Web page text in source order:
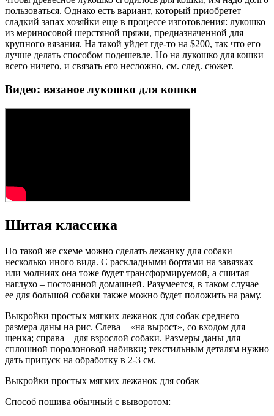
пользоваться. Однако есть вариант, который приобретет
сладкий запах хозяйки еще в процессе изготовления: лукошко
из мериносовой шерстяной пряжи, предназначенной для
крупного вязания. На такой уйдет где-то на $200, так что его
лучше делать способом подешевле. Но на лукошко для кошки
всего ничего, и связать его несложно, см. след. сюжет.
Видео: вязаное лукошко для кошки
Шитая классика
По такой же схеме можно сделать лежанку для собаки
несколько иного вида. С раскладными бортами на завязках
или молниях она тоже будет трансформируемой, а сшитая
наглухо – постоянной домашней. Разумеется, в таком случае
ее для большой собаки также можно будет положить на раму.
Выкройки простых мягких лежанок для собак среднего
размера даны на рис. Слева – «на вырост», со входом для
щенка; справа – для взрослой собаки. Размеры даны для
сплошной поролоновой набивки; текстильным деталям нужно
дать припуск на обработку в 2-3 см.
Выкройки простых мягких лежанок для собак
Способ пошива обычный с выворотом: